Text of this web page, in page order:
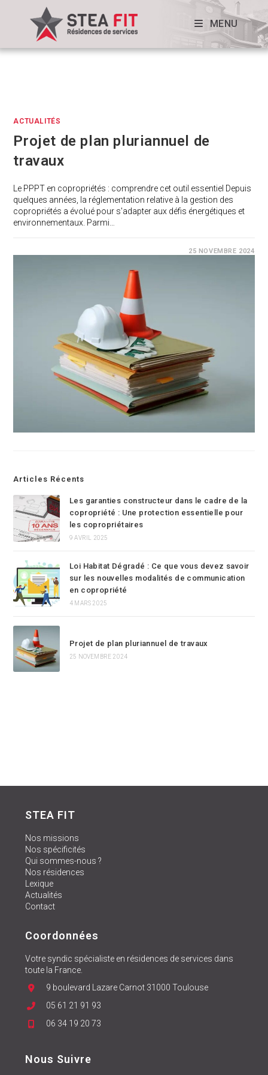
MENU
ACTUALITÉS
Projet de plan pluriannuel de
travaux
Le PPPT en copropriétés : comprendre cet outil essentiel Depuis
quelques années, la réglementation relative à la gestion des
copropriétés a évolué pour s'adapter aux défis énergétiques et
environnementaux. Parmi…
25 NOVEMBRE 2024
Articles Récents
Les garanties constructeur dans le cadre de la
copropriété : Une protection essentielle pour
les copropriétaires
9 AVRIL 2025
Loi Habitat Dégradé : Ce que vous devez savoir
sur les nouvelles modalités de communication
en copropriété
4 MARS 2025
Projet de plan pluriannuel de travaux
25 NOVEMBRE 2024
STEA FIT
Nos missions
Nos spécificités
Qui sommes-nous ?
Nos résidences
Lexique
Actualités
Contact
Coordonnées
Votre syndic spécialiste en résidences de services dans
toute la France.
9 boulevard Lazare Carnot 31000 Toulouse
05 61 21 91 93
06 34 19 20 73
Nous Suivre